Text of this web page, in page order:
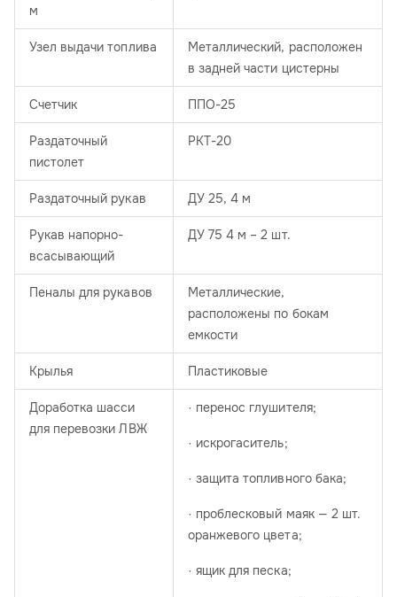
м
Узел выдачи топлива
Металлический, расположен
в задней части цистерны
Счетчик ППО-25
Раздаточный
пистолет
РКТ-20
Раздаточный рукав ДУ 25, 4 м
Рукав напорно-
всасывающий
ДУ 75 4 м – 2 шт.
Пеналы для рукавов
Металлические,
расположены по бокам
емкости
Крылья Пластиковые
Доработка шасси
для перевозки ЛВЖ
· перенос глушителя;
· искрогаситель;
· защита топливного бака;
· проблесковый маяк — 2 шт.
оранжевого цвета;
· ящик для песка;